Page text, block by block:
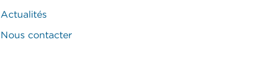
Actualités
Nous contacter